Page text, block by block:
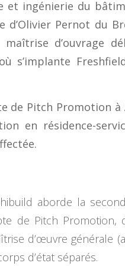
et ingénierie du
Pernot du
d’ouvrage
s’implante
de Pitch Promotion à
en résidence-
aborde la
de Pitch Promotion,
d’œuvre générale
d’état séparés.